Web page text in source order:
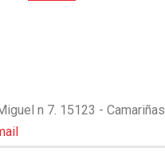
n 7. 15123 - Camariñas